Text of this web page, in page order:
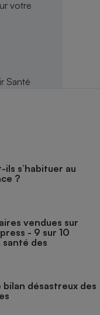
votre
s’habituer au
?
vendues sur
- 9 sur 10
santé des
désastreux des